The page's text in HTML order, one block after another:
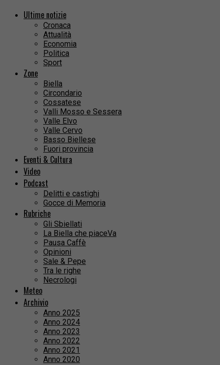
Ultime notizie
Cronaca
Attualità
Economia
Politica
Sport
Zone
Biella
Circondario
Cossatese
Valli Mosso e Sessera
Valle Elvo
Valle Cervo
Basso Biellese
Fuori provincia
Eventi & Cultura
Video
Podcast
Delitti e castighi
Gocce di Memoria
Rubriche
Gli Sbiellati
La Biella che piaceVa
Pausa Caffè
Opinioni
Sale & Pepe
Tra le righe
Necrologi
Meteo
Archivio
Anno 2025
Anno 2024
Anno 2023
Anno 2022
Anno 2021
Anno 2020